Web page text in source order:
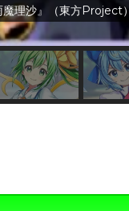
ミア』（東方Project）